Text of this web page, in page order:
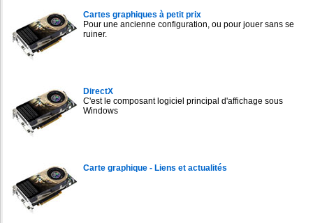
Cartes graphiques à petit prix
Pour une ancienne configuration, ou pour jouer sans se
ruiner.
DirectX
C'est le composant logiciel principal d'affichage sous
Windows
Carte graphique - Liens et actualités